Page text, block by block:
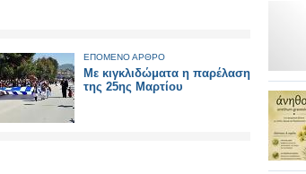
ΕΠΟΜΕΝΟ ΑΡΘΡΟ
Με κιγκλιδώματα η παρέλαση
της 25ης Μαρτίου